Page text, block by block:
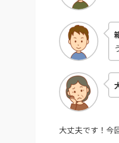
大丈夫です！今